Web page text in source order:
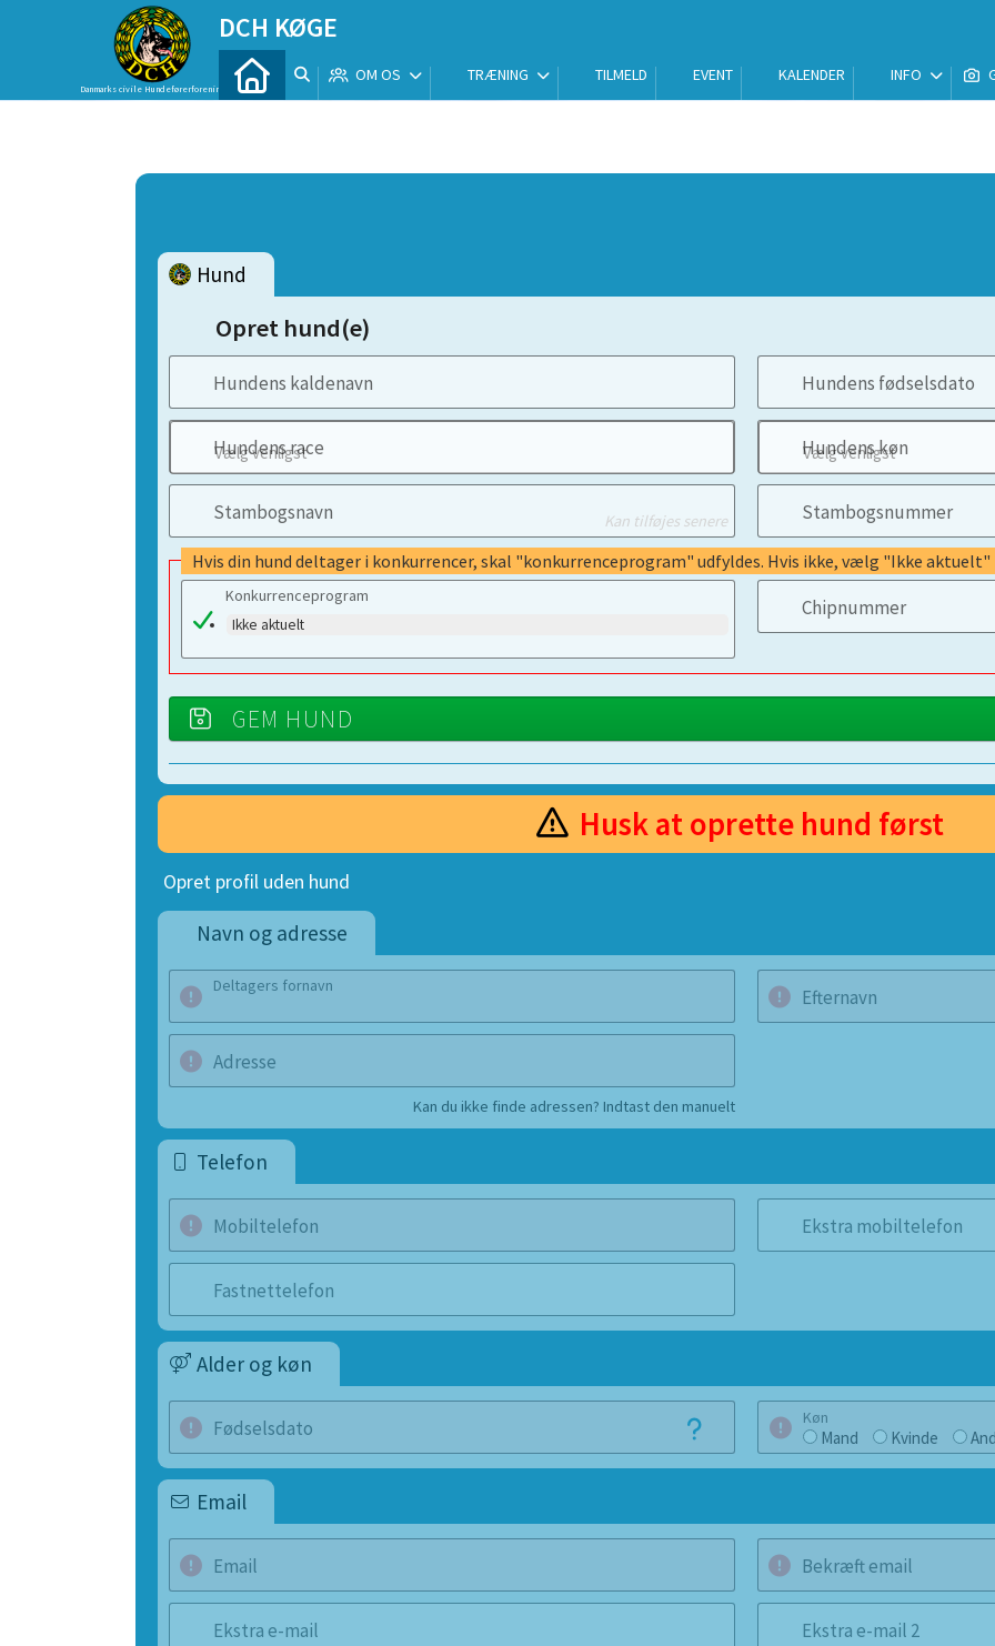
DCH KØGE
Danmarks civile Hundeførerforening
OM OS TRÆNING TILMELD EVENT KALENDER INFO
Hund
Opret hund(e)
Hundens kaldenavn Hundens fødselsdato
Vælg venligst
Hundens race Vælg venligst
Hundens køn
Stambogsnavn Kan tilføjes senere Stambogsnummer
Hvis din hund deltager i konkurrencer, skal "konkurrenceprogram" udfyldes. Hvis ikke, vælg "Ikke aktuelt"
Ikke aktuelt
Konkurrenceprogram Chipnummer
GEM HUND
Husk at oprette hund først
Opret profil uden hund
Navn og adresse
Deltagers fornavn Efternavn
Adresse
Kan du ikke finde adressen? Indtast den manuelt
Telefon
Mobiltelefon Ekstra mobiltelefon
Fastnettelefon
Alder og køn
Fødselsdato Køn
Mand Kvinde
Email
Email Bekræft email
Ekstra e-mail Ekstra e-mail 2